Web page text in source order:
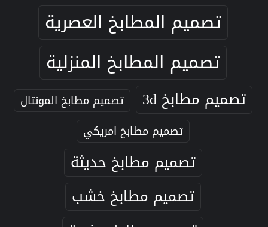
تصميم المطابخ العصرية
تصميم المطابخ المنزلية
تصميم مطابخ 3d
تصميم مطابخ المونتال
تصميم مطابخ امريكي
تصميم مطابخ حديثة
تصميم مطابخ خشب